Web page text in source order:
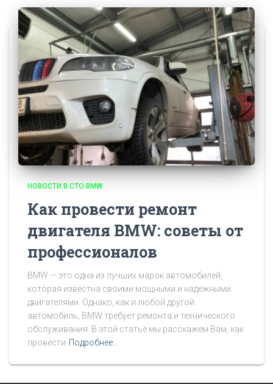
НОВОСТИ В СТО BMW
Как провести ремонт
двигателя BMW: советы от
профессионалов
BMW — это одна из лучших марок автомобилей,
которая известна своими мощными и надежными
двигателями. Однако, как и любой другой
автомобиль, BMW требует ремонта и технического
обслуживания. В этой статье мы расскажем Вам, как
провести Подробнее…